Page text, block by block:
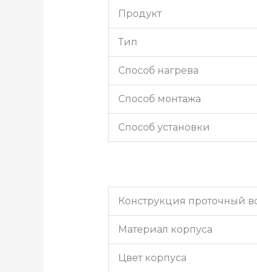
Продукт
Тип
Способ нагрева
Способ монтажа
Способ установки
Конструкция проточный
Материал корпуса
Цвет корпуса